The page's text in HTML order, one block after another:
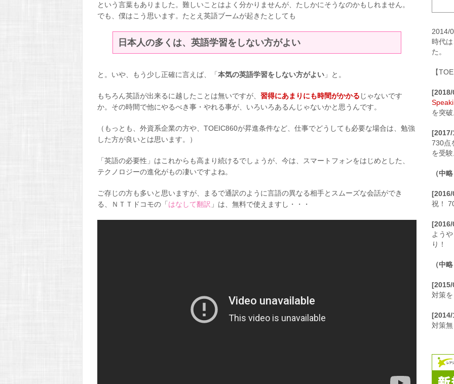
という言葉もありました。難しいことはよく分かりませんが、たしかにそうなのかもしれません。
でも、僕はこう思います。たとえ英語ブームが起きたとしても
日本人の多くは、英語学習をしない方がよい
と。いや、もう少し正確に言えば、「 本気の英語学習をしない方がよい 」と。
もちろん英語が出来るに越したことは無いですが、 習得にあまりにも時間がかかる じゃないです
か。その時間で他にやるべき事・やれる事が、いろいろあるんじゃないかと思うんです。
（もっとも、外資系企業の方や、TOEIC860が昇進条件など、仕事でどうしても必要な場合は、勉強
した方が良いとは思います。）
「英語の必要性」はこれからも高まり続けるでしょうが、今は、スマートフォンをはじめとした、
テクノロジーの進化がもの凄いですよね。
ご存じの方も多いと思いますが、まるで通訳のように言語の異なる相手とスムーズな会話ができ
る、ＮＴＴドコモの「 はなして翻訳 」は、無料で使えますし・・・
2014/
時代
た。
【
を突
730点
を受
（中
祝！
よう
り！
（中
対策
対策